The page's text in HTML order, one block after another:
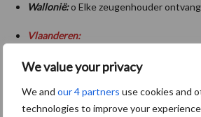
We value your privacy
We and our 4 partners use cookies and
technologies to improve your
Wallonië:o Elke zeugenhouder
Vlaanderen:
Hiervan gaat maar 5,75 mio € naar
Rechtstreekse steun voor amper